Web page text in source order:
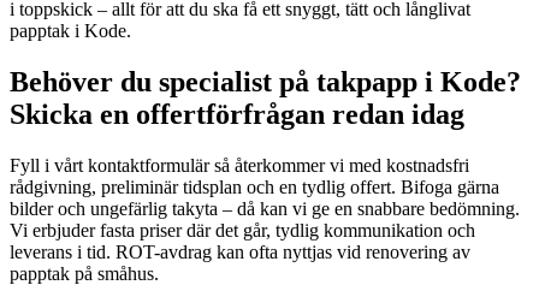
i toppskick – allt för att du ska få ett snyggt, tätt och långlivat
papptak i Kode.
Behöver du specialist på takpapp i Kode?
Skicka en offertförfrågan redan idag
Fyll i vårt kontaktformulär så återkommer vi med kostnadsfri
rådgivning, preliminär tidsplan och en tydlig offert. Bifoga gärna
bilder och ungefärlig takyta – då kan vi ge en snabbare bedömning.
Vi erbjuder fasta priser där det går, tydlig kommunikation och
leverans i tid. ROT-avdrag kan ofta nyttjas vid renovering av
papptak på småhus.